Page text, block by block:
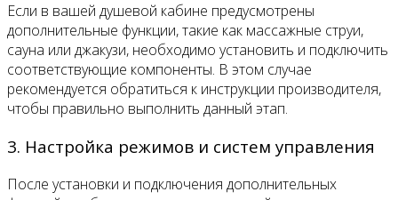
Если в вашей душевой кабине предусмотрены
дополнительные функции, такие как массажные струи,
сауна или джакузи, необходимо установить и подключить
соответствующие компоненты. В этом случае
рекомендуется обратиться к инструкции производителя,
чтобы правильно выполнить данный этап.
3. Настройка режимов и систем управления
После установки и подключения дополнительных